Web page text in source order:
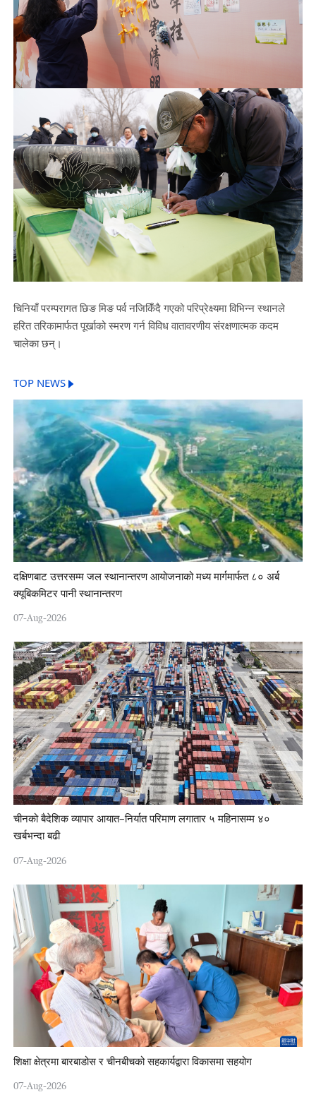
चिनियाँ परम्परागत छिङ मिङ पर्व नजिकिँदै गएको परिप्रेक्ष्यमा विभिन्न स्थानले
हरित तरिकामार्फत पूर्खाको स्मरण गर्न विविध वातावरणीय संरक्षणात्मक कदम
चालेका छन्।
TOP NEWS
दक्षिणबाट उत्तरसम्म जल स्थानान्तरण आयोजनाको मध्य मार्गमार्फत ८० अर्ब
क्यूबिकमिटर पानी स्थानान्तरण
07-Aug-2026
चीनको बैदेशिक व्यापार आयात–निर्यात परिमाण लगातार ५ महिनासम्म ४०
खर्बभन्दा बढी
07-Aug-2026
शिक्षा क्षेत्रमा बारबाडोस र चीनबीचको सहकार्यद्वारा विकासमा सहयोग
07-Aug-2026